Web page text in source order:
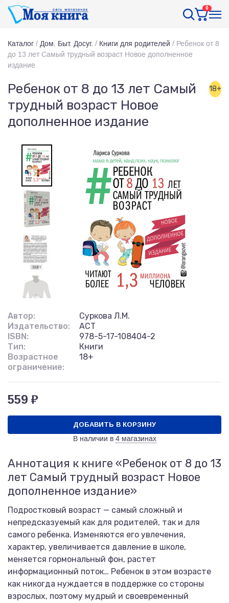
0
Каталог / Дом. Быт. Досуг. / Книги для родителей / Ребенок от 8
до 13 лет Самый трудный возраст Новое дополненное
издание
Ребенок от 8 до 13 лет Самый
трудный возраст Новое
дополненное издание
18+
Автор:
Суркова Л.М.
Издательство:
АСТ
ISBN:
978-5-17-108404-2
Тип:
Книги
Возрастное
ограничение:
18+
559 ₽
ДОБАВИТЬ В КОРЗИНУ
В наличии в 4 магазинах
Аннотация к книге «Ребенок от 8 до 13
лет Самый трудный возраст Новое
дополненное издание»
Подростковый возраст — самый сложный и
непредсказуемый как для родителей, так и для
самого ребенка. Изменяются его увлечения,
характер, увеличивается давление в школе,
меняется гормональный фон, растет
информационный поток… Ребенок в этом возрасте
как никогда нуждается в поддержке со стороны
взрослых, поэтому мудрый и своевременный